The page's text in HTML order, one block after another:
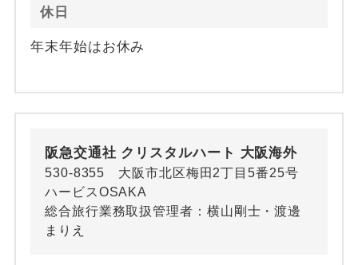
休日
年末年始はお休み
阪急交通社 クリスタルハート 大阪海外
530-8355 大阪市北区梅田2丁目5番25号
ハービスOSAKA
総合旅行業務取扱管理者：横山剛士・渡邊
まりえ